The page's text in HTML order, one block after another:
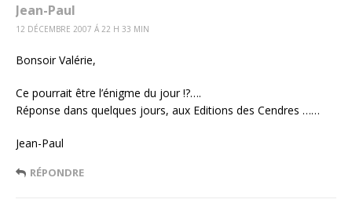
Jean-Paul
12 DÉCEMBRE 2007 Á 22 H 33 MIN
Bonsoir Valérie,
Ce pourrait être l’énigme du jour !?….
Réponse dans quelques jours, aux Editions des Cendres ……
Jean-Paul
RÉPONDRE